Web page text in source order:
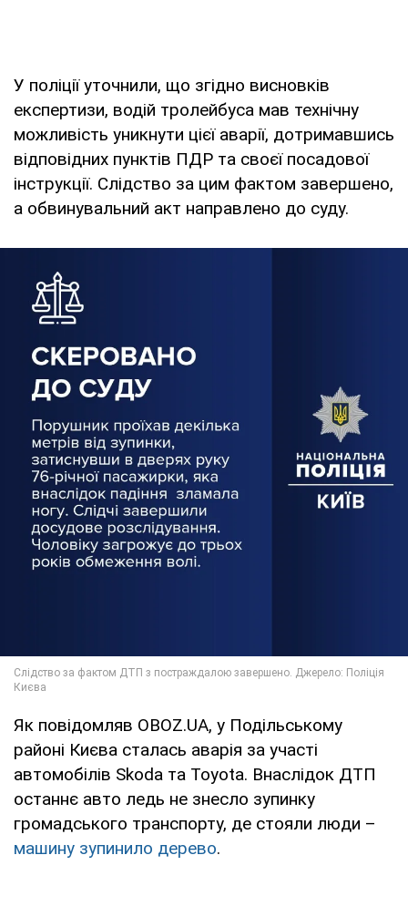
У поліції уточнили, що згідно висновків
експертизи, водій тролейбуса мав технічну
можливість уникнути цієї аварії, дотримавшись
відповідних пунктів ПДР та своєї посадової
інструкції. Слідство за цим фактом завершено,
а обвинувальний акт направлено до суду.
Як повідомляв OBOZ.UA, у Подільському
районі Києва сталась аварія за участі
автомобілів Skoda та Toyota. Внаслідок ДТП
останнє авто ледь не знесло зупинку
громадського транспорту, де стояли люди –
машину зупинило дерево.